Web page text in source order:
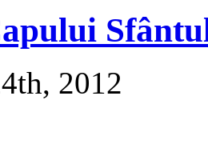
2012